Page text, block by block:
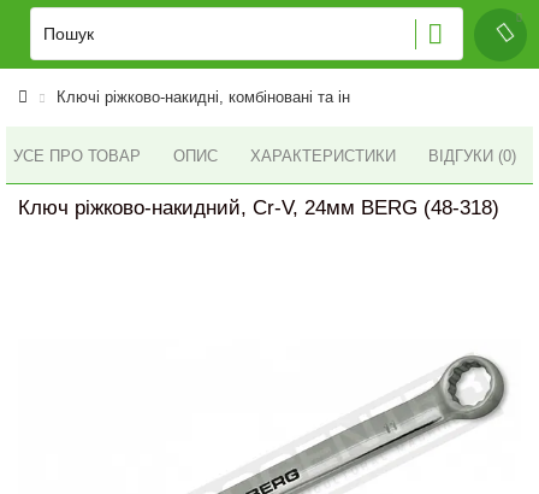
Ключі ріжково-накидні, комбіновані та ін
УСЕ ПРО ТОВАР ОПИС ХАРАКТЕРИСТИКИ ВІДГУКИ (0)
Ключ ріжково-накидний, Cr-V, 24мм BERG (48-318)